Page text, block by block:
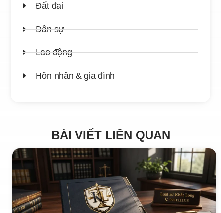
Đất đai
Dân sự
Lao động
Hôn nhân & gia đình
BÀI VIẾT LIÊN QUAN